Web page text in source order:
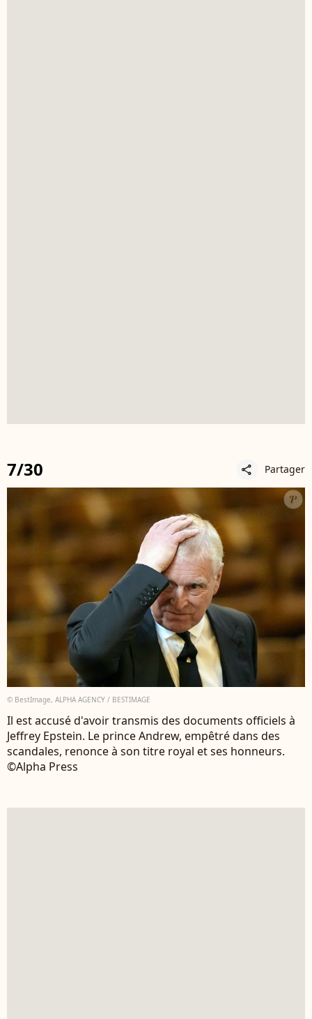
7/30 share Partager
© BestImage, ALPHA AGENCY / BESTIMAGE
Il est accusé d'avoir transmis des documents officiels à
Jeffrey Epstein. Le prince Andrew, empêtré dans des
scandales, renonce à son titre royal et ses honneurs.
©Alpha Press